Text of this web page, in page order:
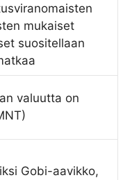
mukaiset
suositellaan
valuutta on
Gobi-aavikko,